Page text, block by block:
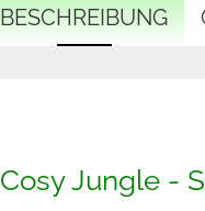
BESCHREIBUNG
Cosy Jungle -